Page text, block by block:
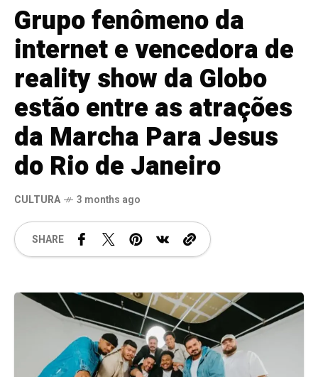
Grupo fenômeno da
internet e vencedora de
reality show da Globo
estão entre as atrações
da Marcha Para Jesus
do Rio de Janeiro
CULTURA 3 months ago
SHARE